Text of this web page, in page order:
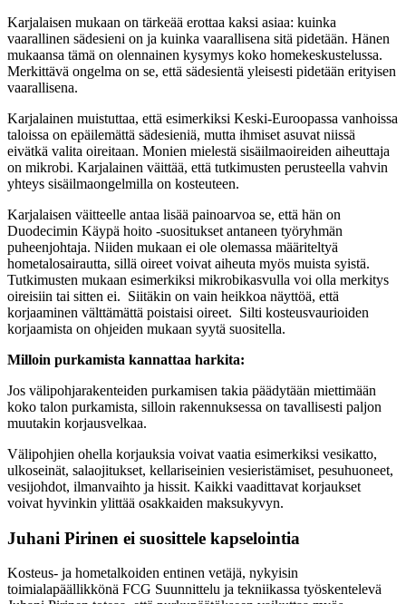
Karjalaisen mukaan on tärkeää erottaa kaksi asiaa: kuinka
vaarallinen sädesieni on ja kuinka vaarallisena sitä pidetään. Hänen
mukaansa tämä on olennainen kysymys koko homekeskustelussa.
Merkittävä ongelma on se, että sädesientä yleisesti pidetään erityisen
vaarallisena.
Karjalainen muistuttaa, että esimerkiksi Keski-Euroopassa vanhoissa
taloissa on epäilemättä sädesieniä, mutta ihmiset asuvat niissä
eivätkä valita oireitaan. Monien mielestä sisäilmaoireiden aiheuttaja
on mikrobi. Karjalainen väittää, että tutkimusten perusteella vahvin
yhteys sisäilmaongelmilla on kosteuteen.
Karjalaisen väitteelle antaa lisää painoarvoa se, että hän on
Duodecimin Käypä hoito -suositukset antaneen työryhmän
puheenjohtaja. Niiden mukaan ei ole olemassa määriteltyä
hometalosairautta, sillä oireet voivat aiheuta myös muista syistä.
Tutkimusten mukaan esimerkiksi mikrobikasvulla voi olla merkitys
oireisiin tai sitten ei. Siitäkin on vain heikkoa näyttöä, että
korjaaminen välttämättä poistaisi oireet. Silti kosteusvaurioiden
korjaamista on ohjeiden mukaan syytä suositella.
Milloin purkamista kannattaa harkita:
Jos välipohjarakenteiden purkamisen takia päädytään miettimään
koko talon purkamista, silloin rakennuksessa on tavallisesti paljon
muutakin korjausvelkaa.
Välipohjien ohella korjauksia voivat vaatia esimerkiksi vesikatto,
ulkoseinät, salaojitukset, kellariseinien vesieristämiset, pesuhuoneet,
vesijohdot, ilmanvaihto ja hissit. Kaikki vaadittavat korjaukset
voivat hyvinkin ylittää osakkaiden maksukyvyn.
Juhani Pirinen ei suosittele kapselointia
Kosteus- ja hometalkoiden entinen vetäjä, nykyisin
toimialapäällikkönä FCG Suunnittelu ja tekniikassa työskentelevä